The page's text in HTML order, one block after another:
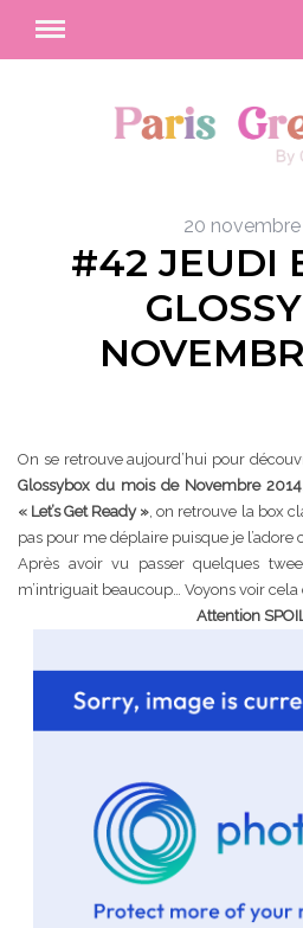
20 novembre
#42 JEUDI
On se retrouve aujourd’hui pour
Glossybox du mois de Novembre 2014
« Let’s Get Ready » , on retrouve la box
pas pour me déplaire puisque je l’adore
Après avoir vu passer quelques
m’intriguait beaucoup… Voyons voir
Attention